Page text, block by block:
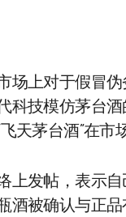
上对于假冒
科技模仿茅台
天茅台酒”在市
发帖，表示自
酒被确认与正